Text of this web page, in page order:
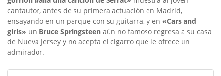
cantautor, antes de su primera actuación en Madrid,
ensayando en un parque con su guitarra, y en «Cars and
girls» un Bruce Springsteen aún no famoso regresa a su casa
de Nueva Jersey y no acepta el cigarro que le ofrece un
admirador.